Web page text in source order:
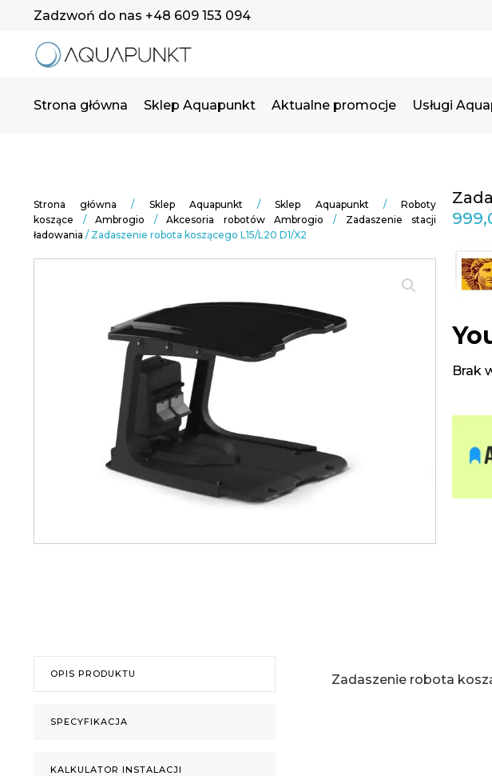
Zadzwoń do nas +48 609 153 094
Strona główna Sklep Aquapunkt Aktualne promocje Usługi
Strona główna / Sklep Aquapunkt /Sklep Aquapunkt /Roboty
koszące /Ambrogio /Akcesoria robotów Ambrogio / Zadaszenie stacji
ładowania / Zadaszenie robota koszącego L15/L20 D1/X2
Brak
OPIS PRODUKTU
SPECYFIKACJA
KALKULATOR INSTALACJI
Zadaszenie robota